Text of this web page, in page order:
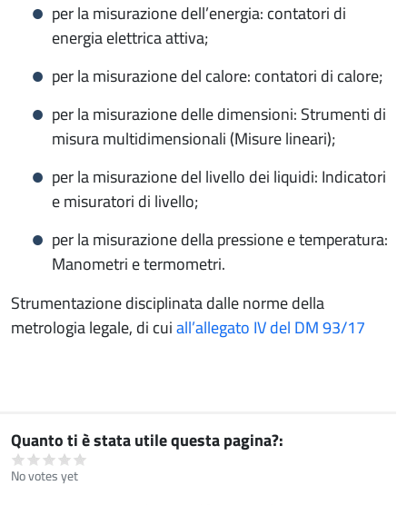
per la misurazione dell’energia: contatori di
energia elettrica attiva;
per la misurazione del calore: contatori di calore;
per la misurazione delle dimensioni: Strumenti di
misura multidimensionali (Misure lineari);
per la misurazione del livello dei liquidi: Indicatori
e misuratori di livello;
per la misurazione della pressione e temperatura:
Manometri e termometri.
Strumentazione disciplinata dalle norme della
metrologia legale, di cuiall’allegato IV del DM 93/17
Quanto ti è stata utile questa pagina?
No votes yet